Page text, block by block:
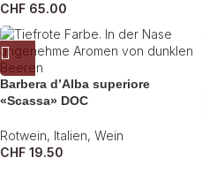
CHF 65.00
Barbera d’Alba superiore
«Scassa» DOC
Rotwein, Italien, Wein
CHF 19.50